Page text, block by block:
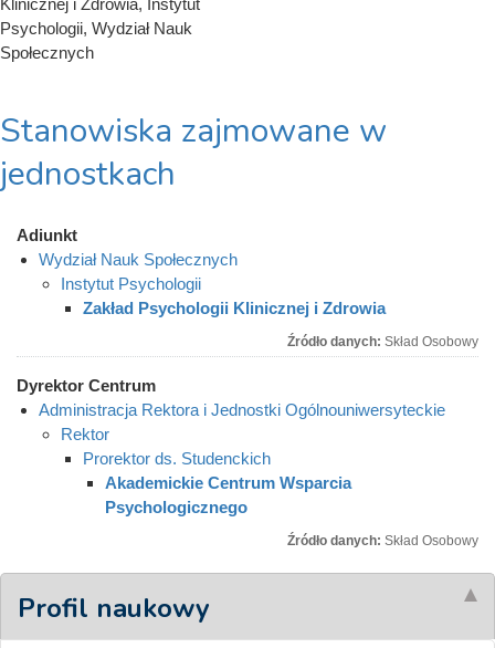
Psychologii, Wydział Nauk
Społecznych
Stanowiska zajmowane w
jednostkach
Adiunkt
Wydział Nauk Społecznych
Instytut Psychologii
Zakład Psychologii Klinicznej i Zdrowia
Źródło danych: Skład Osobowy
Dyrektor Centrum
Administracja Rektora i Jednostki Ogólnouniwersyteckie
Rektor
Prorektor ds. Studenckich
Akademickie Centrum Wsparcia
Psychologicznego
Źródło danych: Skład Osobowy
Profil naukowy